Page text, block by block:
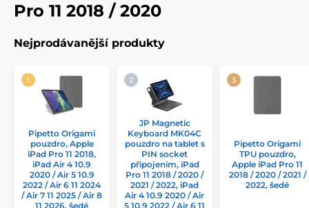
Pro 11 2018 / 2020
Nejprodávanější produkty
Pipetto Origami
pouzdro, Apple
iPad Pro 11 2018,
iPad Air 4 10.9
2020 / Air 5 10.9
2022 / Air 6 11 2024
/ Air 7 11 2025 / Air 8
11 2026, šedé
JP Magnetic
Keyboard MK04C
pouzdro na tablet s
PIN socket
připojením, iPad
Pro 11 2018 / 2020 /
2021 / 2022, iPad
Air 4 10.9 2020 / Air
5 10.9 2022 / Air 6 11
Pipetto Origami
TPU pouzdro,
Apple iPad Pro 11
2018 / 2020 / 2021 /
2022, šedé